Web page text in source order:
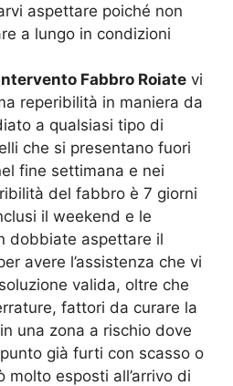
aspettare poiché non
a lungo in condizioni
Fabbro Roiate vi
reperibilità in maniera da
a qualsiasi tipo di
che si presentano fuori
fine settimana e nei
del fabbro è 7 giorni
il weekend e le
dobbiate aspettare il
avere l’assistenza che vi
valida, oltre che
fattori da curare la
una zona a rischio dove
già furti con scasso o
molto esposti all’arrivo di